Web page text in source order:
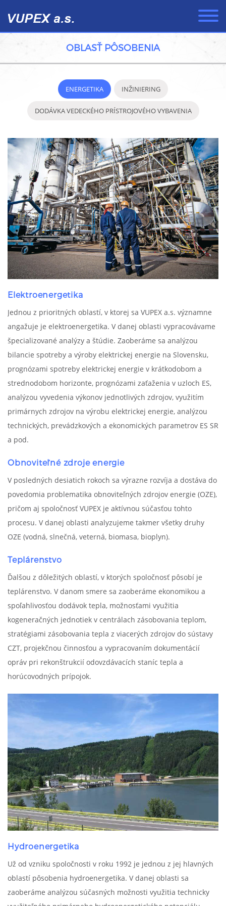
Skočiť
obsah
Toggle
OBLASŤ PÔSOBENIA
ENERGETIKA INŽINIERING
DODÁVKA VEDECKÉHO PRÍSTROJOVÉHO VYBAVENIA
Elektroenergetika
Jednou z prioritných oblastí, v ktorej sa VUPEX a.s. významne
angažuje je elektroenergetika. V danej oblasti vypracovávame
špecializované analýzy a štúdie. Zaoberáme sa analýzou
bilancie spotreby a výroby elektrickej energie na Slovensku,
prognózami spotreby elektrickej energie v krátkodobom a
strednodobom horizonte, prognózami zaťaženia v uzloch ES,
analýzou vyvedenia výkonov jednotlivých zdrojov, využitím
primárnych zdrojov na výrobu elektrickej energie, analýzou
technických, prevádzkových a ekonomických parametrov ES SR
a pod.
Obnoviteľné zdroje energie
V posledných desiatich rokoch sa výrazne rozvíja a dostáva do
povedomia problematika obnoviteľných zdrojov energie (OZE),
pričom aj spoločnosť VUPEX je aktívnou súčasťou tohto
procesu. V danej oblasti analyzujeme takmer všetky druhy
OZE (vodná, slnečná, veterná, biomasa, bioplyn).
Teplárenstvo
Ďalšou z dôležitých oblastí, v ktorých spoločnosť pôsobí je
teplárenstvo. V danom smere sa zaoberáme ekonomikou a
spoľahlivosťou dodávok tepla, možnosťami využitia
kogeneračných jednotiek v centrálach zásobovania teplom,
stratégiami zásobovania tepla z viacerých zdrojov do sústavy
CZT, projekčnou činnosťou a vypracovaním dokumentácií
opráv pri rekonštrukcií odovzdávacích staníc tepla a
horúcovodných prípojok.
Hydroenergetika
Už od vzniku spoločnosti v roku 1992 je jednou z jej hlavných
oblastí pôsobenia hydroenergetika. V danej oblasti sa
zaoberáme analýzou súčasných možnosti využitia technicky